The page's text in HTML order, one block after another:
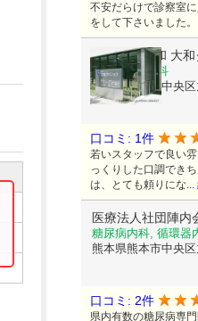
不安だらけで診察室
をして下さいました。
医療法人大和 大
内科, 循環器科
熊本県熊本市中央
口コミ: 1件
若いスタッフで良い
っくりした口調でき
は、とても頼りにな...
医療法人社団陣内
糖尿病内科, 循環器
熊本県熊本市中央
口コミ: 2件
県内有数の糖尿病専